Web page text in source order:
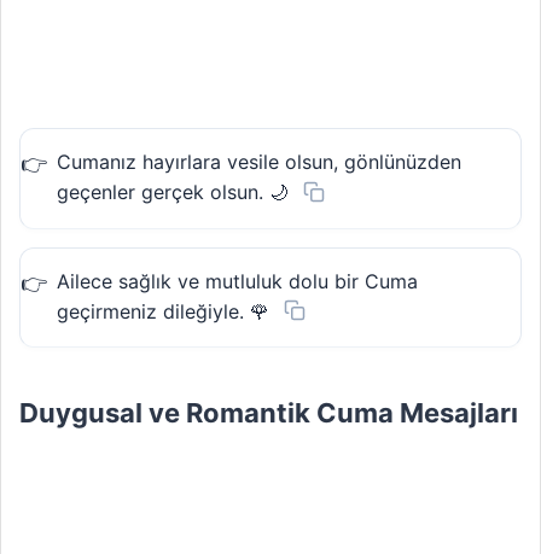
Cumanız hayırlara vesile olsun, gönlünüzden
geçenler gerçek olsun. 🌙
Ailece sağlık ve mutluluk dolu bir Cuma
geçirmeniz dileğiyle. 🌹
Duygusal ve Romantik Cuma Mesajları